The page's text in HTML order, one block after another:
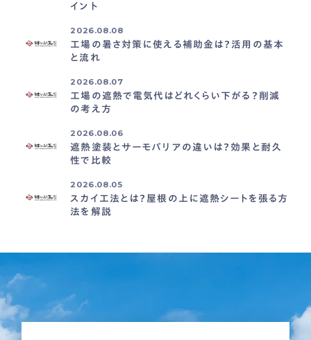
イント
2026.08.08
工場の暑さ対策に使える補助金は？活用の基本
と流れ
2026.08.07
工場の遮熱で電気代はどれくらい下がる？削減
の考え方
2026.08.06
遮熱塗装とサーモバリアの違いは？効果と耐久
性で比較
2026.08.05
スカイ工法とは？屋根の上に遮熱シートを張る方
法を解説